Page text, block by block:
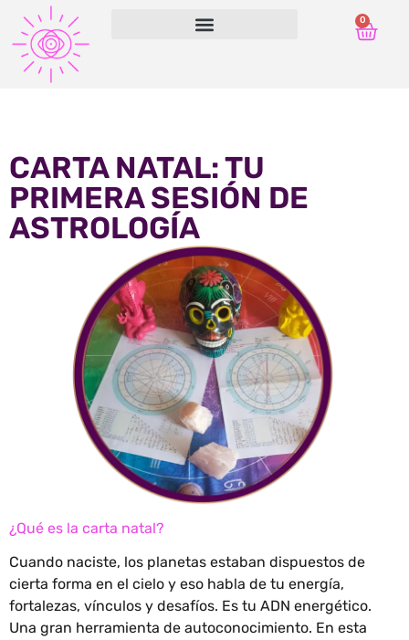
0
CARTA NATAL: TU
PRIMERA SESIÓN DE
ASTROLOGÍA
¿Qué es la carta natal?
Cuando naciste, los planetas estaban dispuestos de
cierta forma en el cielo y eso habla de tu energía,
fortalezas, vínculos y desafíos. Es tu ADN energético.
Una gran herramienta de autoconocimiento. En esta